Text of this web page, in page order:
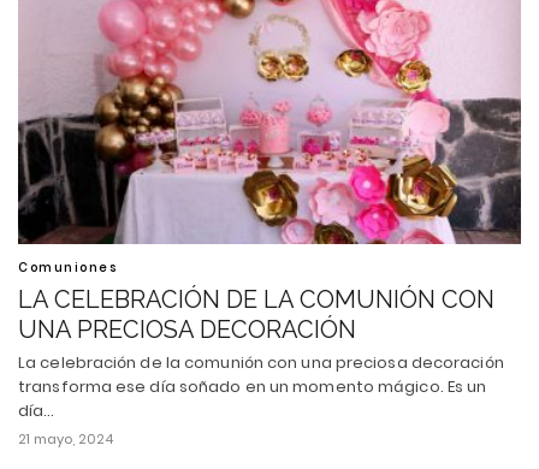
Comuniones
LA CELEBRACIÓN DE LA COMUNIÓN CON
UNA PRECIOSA DECORACIÓN
La celebración de la comunión con una preciosa decoración
transforma ese día soñado en un momento mágico. Es un
día…
21 mayo, 2024